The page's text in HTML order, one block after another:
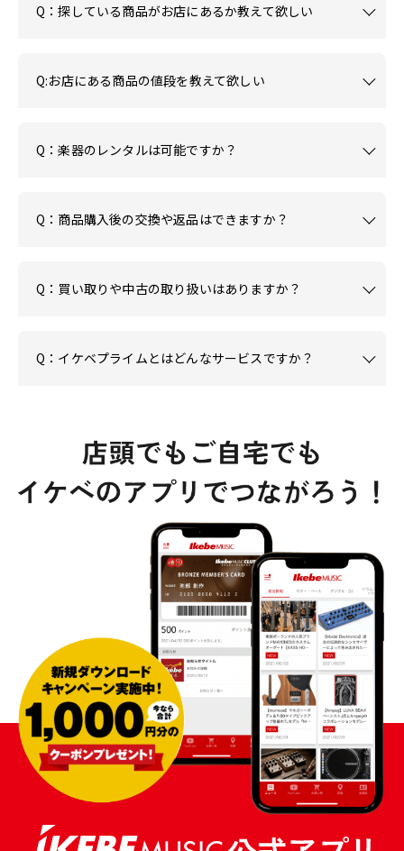
Q：探している商品がお店にあるか教えて欲しい
Q:お店にある商品の値段を教えて欲しい
Q：楽器のレンタルは可能ですか？
Q：商品購入後の交換や返品はできますか？
Q：買い取りや中古の取り扱いはありますか？
Q：イケベプライムとはどんなサービスですか？